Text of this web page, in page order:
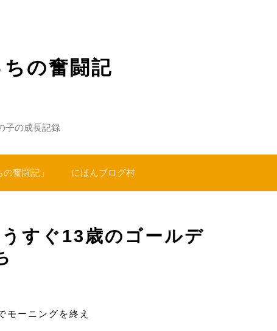
の奮闘記
子の成長記録
奮闘記」 にほんブログ村
すぐ13歳のゴールデ
モーニングを終え